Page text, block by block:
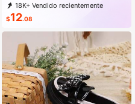
18K+ Vendido recientemente
15K+ Recompra
$12.08